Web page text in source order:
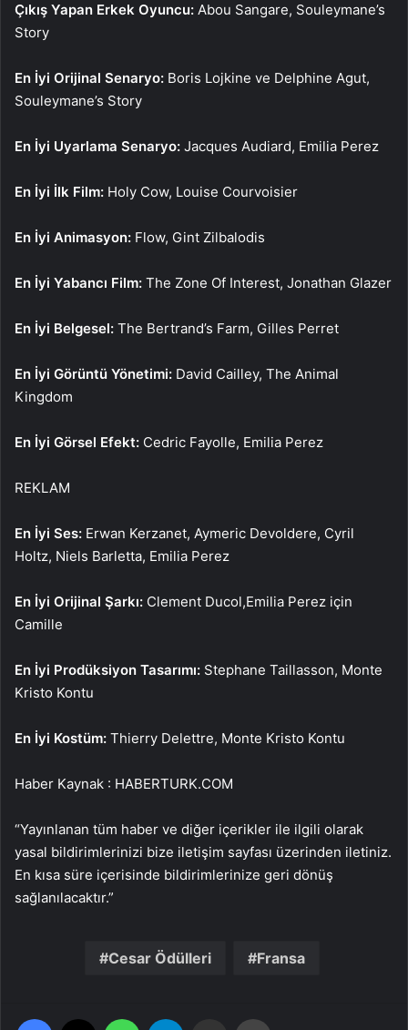
Çıkış Yapan Erkek Oyuncu: Abou Sangare, Souleymane’s
Story
En İyi Orijinal Senaryo: Boris Lojkine ve Delphine Agut,
Souleymane’s Story
En İyi Uyarlama Senaryo: Jacques Audiard, Emilia Perez
En İyi İlk Film: Holy Cow, Louise Courvoisier
En İyi Animasyon: Flow, Gint Zilbalodis
En İyi Yabancı Film: The Zone Of Interest, Jonathan Glazer
En İyi Belgesel: The Bertrand’s Farm, Gilles Perret
En İyi Görüntü Yönetimi: David Cailley, The Animal
Kingdom
En İyi Görsel Efekt: Cedric Fayolle, Emilia Perez
REKLAM
En İyi Ses: Erwan Kerzanet, Aymeric Devoldere, Cyril
Holtz, Niels Barletta, Emilia Perez
En İyi Orijinal Şarkı: Clement Ducol,Emilia Perez için
Camille
En İyi Prodüksiyon Tasarımı: Stephane Taillasson, Monte
Kristo Kontu
En İyi Kostüm: Thierry Delettre, Monte Kristo Kontu
Haber Kaynak : HABERTURK.COM
“Yayınlanan tüm haber ve diğer içerikler ile ilgili olarak
yasal bildirimlerinizi bize iletişim sayfası üzerinden iletiniz.
En kısa süre içerisinde bildirimlerinize geri dönüş
sağlanılacaktır.”
Cesar Ödülleri Fransa
Facebook WhatsApp Email'den paylaş